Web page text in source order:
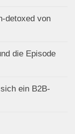
detoxed von
die Episode
ein B2B-